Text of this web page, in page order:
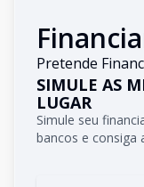
Pretende
SIMULE AS
LUGAR
Simule seu
bancos e consiga